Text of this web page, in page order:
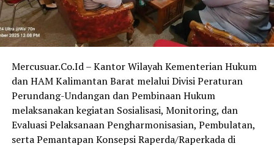
Mercusuar.Co.Id – Kantor Wilayah Kementerian Hukum
dan HAM Kalimantan Barat melalui Divisi Peraturan
Perundang-Undangan dan Pembinaan Hukum
melaksanakan kegiatan Sosialisasi, Monitoring, dan
Evaluasi Pelaksanaan Pengharmonisasian, Pembulatan,
serta Pemantapan Konsepsi Raperda/Raperkada di